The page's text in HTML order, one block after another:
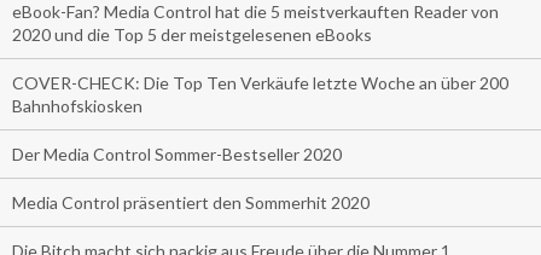
eBook-Fan? Media Control hat die 5 meistverkauften Reader von
2020 und die Top 5 der meistgelesenen eBooks
COVER-CHECK: Die Top Ten Verkäufe letzte Woche an über 200
Bahnhofskiosken
Der Media Control Sommer-Bestseller 2020
Media Control präsentiert den Sommerhit 2020